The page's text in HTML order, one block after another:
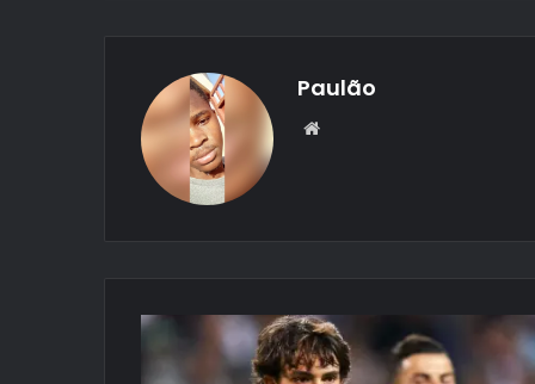
Paulão
Website